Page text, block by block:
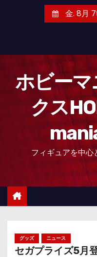
金. 8月
ホビーマ
クス
フィギュアを中
グッズ ニュース
セガプライズ5月